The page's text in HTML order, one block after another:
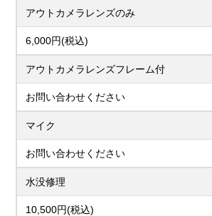
アウトカメラレンズのみ
6,000円(税込)
アウトカメラレンズフレーム付
お問い合わせください
マイク
お問い合わせください
水没修理
10,500円(税込)